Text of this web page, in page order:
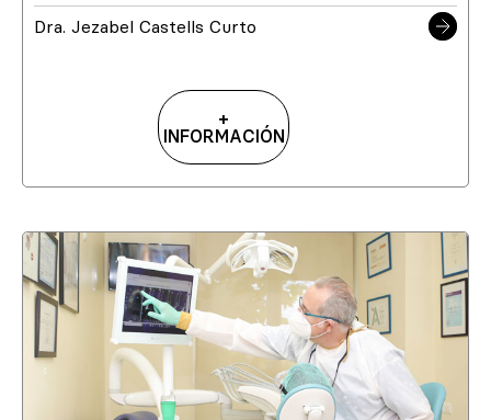
Dra. Jezabel Castells Curto
+
INFORMACIÓN